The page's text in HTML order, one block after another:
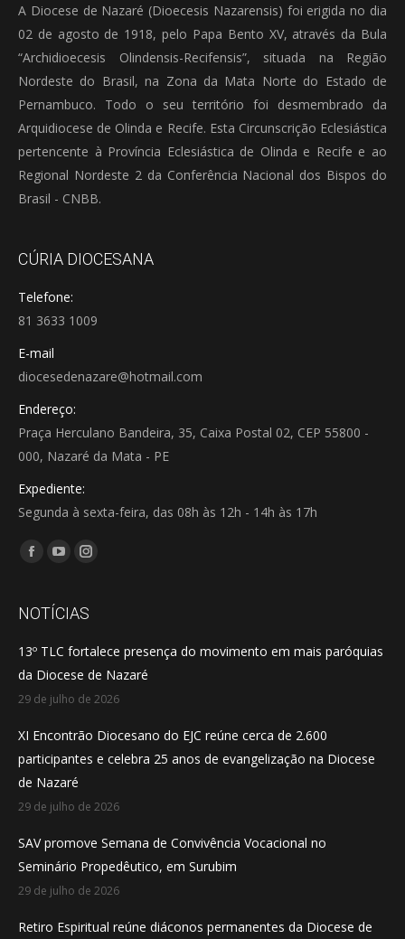
A Diocese de Nazaré (Dioecesis Nazarensis) foi erigida no dia
02 de agosto de 1918, pelo Papa Bento XV, através da Bula
“Archidioecesis Olindensis-Recifensis”, situada na Região
Nordeste do Brasil, na Zona da Mata Norte do Estado de
Pernambuco. Todo o seu território foi desmembrado da
Arquidiocese de Olinda e Recife. Esta Circunscrição Eclesiástica
pertencente à Província Eclesiástica de Olinda e Recife e ao
Regional Nordeste 2 da Conferência Nacional dos Bispos do
Brasil - CNBB.
CÚRIA DIOCESANA
Telefone:
81 3633 1009
E-mail
diocesedenazare@hotmail.com
Endereço:
Praça Herculano Bandeira, 35, Caixa Postal 02, CEP 55800 -
000, Nazaré da Mata - PE
Expediente:
Segunda à sexta-feira, das 08h às 12h - 14h às 17h
Encontre-nos em:
Facebook
opens
new
window
YouTube
opens
new
window
Instagram
opens
new
window
NOTÍCIAS
13º TLC fortalece presença do movimento em mais paróquias
da Diocese de Nazaré
29 de julho de 2026
XI Encontrão Diocesano do EJC reúne cerca de 2.600
participantes e celebra 25 anos de evangelização na Diocese
de Nazaré
29 de julho de 2026
SAV promove Semana de Convivência Vocacional no
Seminário Propedêutico, em Surubim
29 de julho de 2026
Retiro Espiritual reúne diáconos permanentes da Diocese de